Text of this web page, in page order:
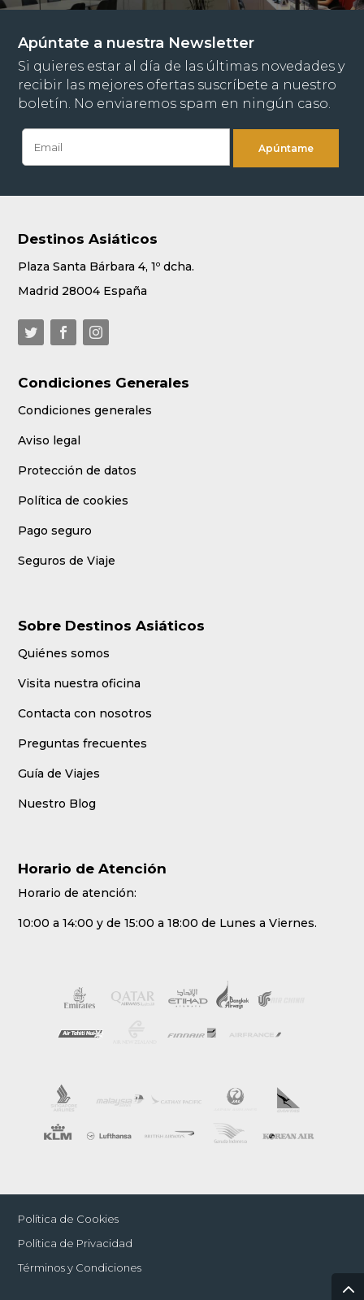
Apúntate a nuestra Newsletter
Si quieres estar al día de las últimas novedades y
recibir las mejores ofertas suscríbete a nuestro
boletín. No enviaremos spam en ningún caso.
Destinos Asiáticos
Plaza Santa Bárbara 4, 1º dcha.
Madrid 28004 España
Condiciones Generales
Condiciones generales
Aviso legal
Protección de datos
Política de cookies
Pago seguro
Seguros de Viaje
Sobre Destinos Asiáticos
Quiénes somos
Visita nuestra oficina
Contacta con nosotros
Preguntas frecuentes
Guía de Viajes
Nuestro Blog
Horario de Atención
Horario de atención:
10:00 a 14:00 y de 15:00 a 18:00 de Lunes a Viernes.
Política de Cookies
Política de Privacidad
Términos y Condiciones